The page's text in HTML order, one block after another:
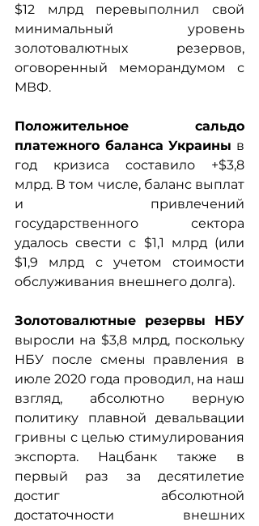
$12 млрд перевыполнил свой
минимальный уровень
золотовалютных резервов,
оговоренный меморандумом с
МВФ.
Положительное сальдо
платежного баланса Украины в
год кризиса составило +$3,8
млрд. В том числе, баланс выплат
и привлечений
государственного сектора
удалось свести с $1,1 млрд (или
$1,9 млрд с учетом стоимости
обслуживания внешнего долга).
Золотовалютные резервы НБУ
выросли на $3,8 млрд, поскольку
НБУ после смены правления в
июле 2020 года проводил, на наш
взгляд, абсолютно верную
политику плавной девальвации
гривны с целью стимулирования
экспорта. Нацбанк также в
первый раз за десятилетие
достиг абсолютной
достаточности внешних